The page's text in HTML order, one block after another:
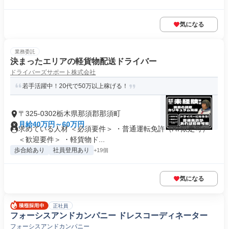
気になる
業務委託
決まったエリアの軽貨物配送ドライバー
ドライバーズサポート株式会社
若手活躍中！20代で50万以上稼げる！
〒325-0302栃木県那須郡那須町
月給40万円～60万円
求めている人材 ＜必須要件＞ ・普通運転免許（AT限定可）
＜歓迎要件＞ ・軽貨物ド...
歩合給あり 社員登用あり +19個
気になる
正社員
フォーシスアンドカンパニー ドレスコーディネーター
フォーシスアンドカンパニー